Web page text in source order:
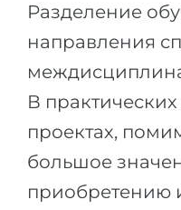
Разделение
направления
В
проектах,
большое
приобретению